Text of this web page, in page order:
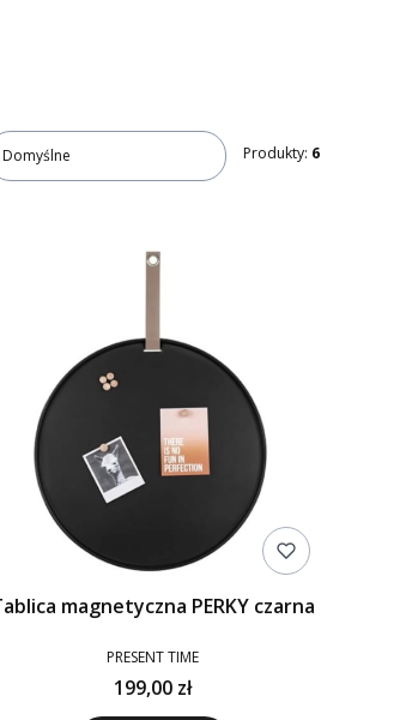
Domyślne Produkty: 6
magnetyczna PERKY czarna
PRESENT TIME
199,00 zł